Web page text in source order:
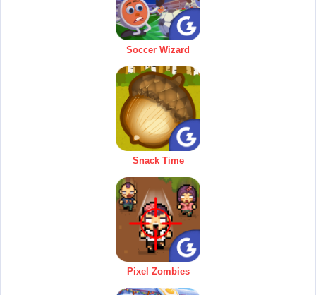
Soccer Wizard
Snack Time
Pixel Zombies